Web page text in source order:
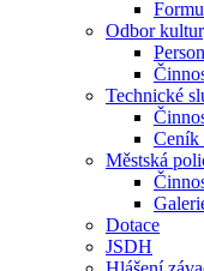
Odbor
Technické
Ceník
Městská
Dotace
JSDH